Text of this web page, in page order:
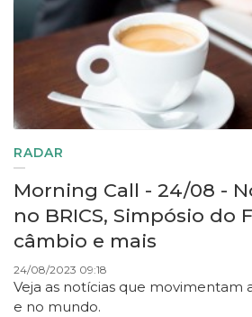
RADAR
Morning Call - 24/08 -
no BRICS, Simpósio do
câmbio e mais
24/08/2023 09:18
Veja as notícias que movimentam
e no mundo.